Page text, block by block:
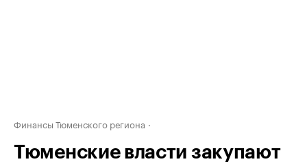
Финансы Тюменского региона
Тюменские власти закупают